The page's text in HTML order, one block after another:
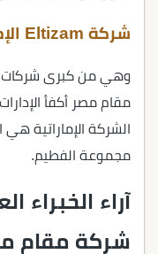
شركة Eltizam الإماراتية
وهي من كبرى شركات
مقام مصر أكفأ
الشركة الإماراتية
مجموعة الفطيم.
آراء الخبراء
شركة مقام